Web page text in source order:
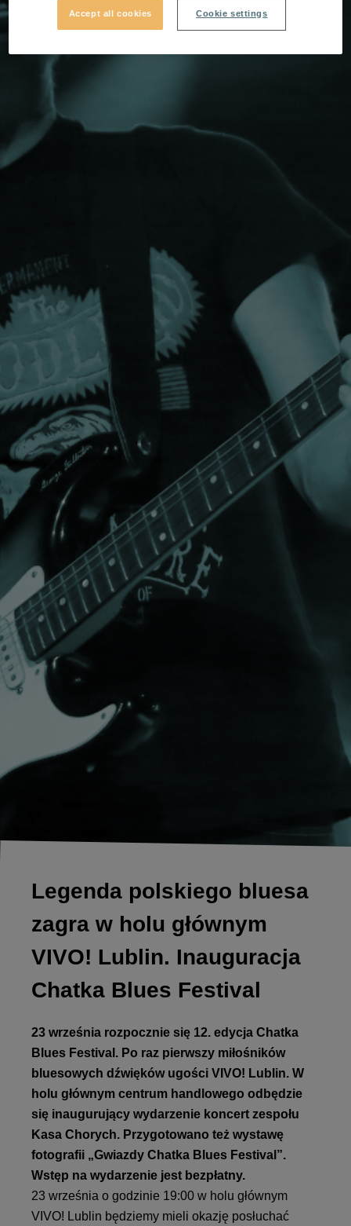
Legenda polskiego bluesa
zagra w holu głównym
VIVO! Lublin. Inauguracja
Chatka Blues Festival
23 września rozpocznie się 12. edycja Chatka
Blues Festival. Po raz pierwszy miłośników
bluesowych dźwięków ugości VIVO! Lublin. W
holu głównym centrum handlowego odbędzie
się inaugurujący wydarzenie koncert zespołu
Kasa Chorych. Przygotowano też wystawę
fotografii „Gwiazdy Chatka Blues Festival”.
Wstęp na wydarzenie jest bezpłatny.
23 września o godzinie 19:00 w holu głównym
VIVO! Lublin będziemy mieli okazję posłuchać
Accept all cookies Cookie settings